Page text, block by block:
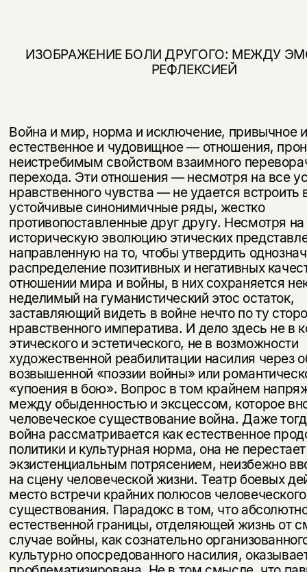
ИЗОБРАЖЕНИЕ БОЛИ ДРУГОГО: МЕЖДУ
РЕФЛЕКСИЕЙ
Война и мир, норма и исключение, привычное
естественное и чудовищное — отношения,
неистребимым свойством взаим­ного
перехода. Эти отношения — несмотря на все
нравственного чувства — не удается встроить
устойчивые синонимичные ряды, жестко
противопоставленные друг другу. Несмотря на
историческую эволюцию этических
направленную на то, чтобы утвердить
распределение позитивных и негативных
отношении мира и войны, в них сохраняется
неделимый на гуманистический этос остаток,
заставляющий видеть в войне нечто по ту
нравствен­ного императива. И дело здесь не в
этического и эстетическо­го, не в возможности
художественной реабилитации насилия через
возвышенной «поэзии войны» или
«упоения в бою». Вопрос в том крайнем
между обыденностью и эксцессом, которое
человеческое существование война. Даже
война рассматривается как естественное
политики и культурная норма, она не
экзистенциальным потрясением, неизбежно
на сцену человеческой жизни. Театр боевых
место встречи крайних полюсов человеческого
существования. Парадокс в том, что
естественной границы, отделяющей жизнь от
случае войны, как сознательно
культурно опосредованного на­силия,